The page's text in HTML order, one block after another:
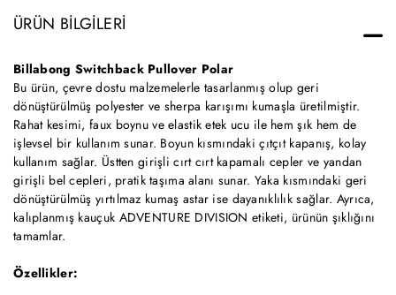
ÜRÜN BILGILERI
Billabong Switchback Pullover Polar
Bu ürün, çevre dostu malzemelerle tasarlanmış olup geri
dönüştürülmüş polyester ve sherpa karışımı kumaşla üretilmiştir.
Rahat kesimi, faux boynu ve elastik etek ucu ile hem şık hem de
işlevsel bir kullanım sunar. Boyun kısmındaki çıtçıt kapanış, kolay
kullanım sağlar. Üstten girişli cırt cırt kapamalı cepler ve yandan
girişli bel cepleri, pratik taşıma alanı sunar. Yaka kısmındaki geri
dönüştürülmüş yırtılmaz kumaş astar ise dayanıklılık sağlar. Ayrıca,
kalıplanmış kauçuk ADVENTURE DIVISION etiketi, ürünün şıklığını
tamamlar.
Özellikler: